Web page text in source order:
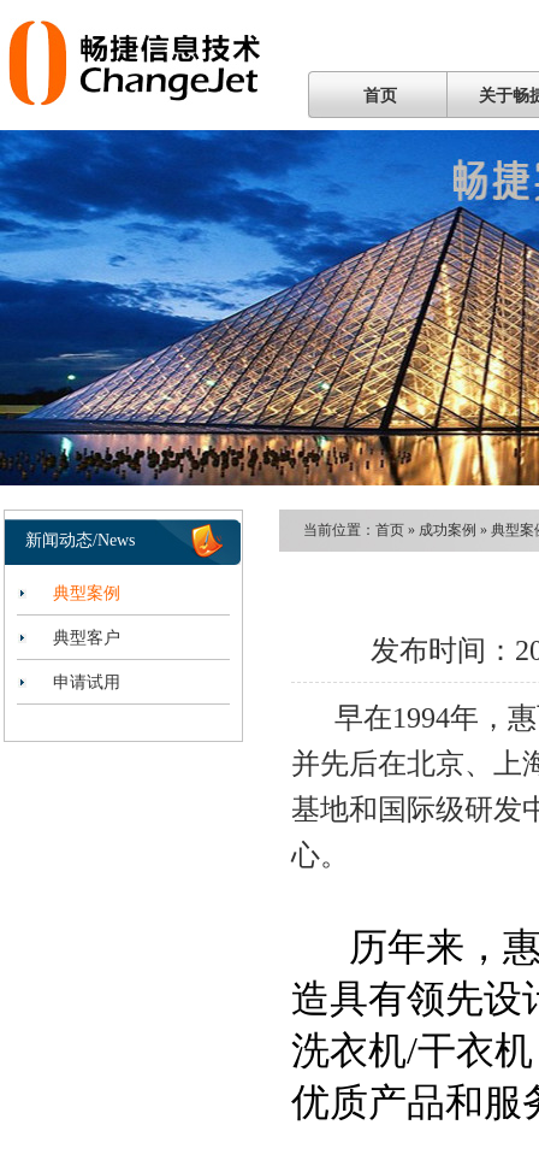
首页 关于畅
新闻动态/News
典型案例
典型客户
申请试用
当前位置： 首页 » 成功案例 » 典型案
发布时间：
早在1994年，惠
并先后在北京、上
基地和国际级研发
心。
历年来，惠
造具有领先设
洗衣机/干衣
优质产品和服